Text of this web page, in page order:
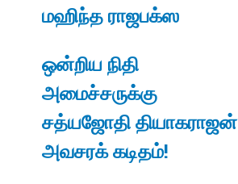
மஹிந்த ராஜபக்ஸ
ஒன்றிய நிதி
அமைச்சருக்கு
சத்யஜோதி தியாகராஜன்
அவசரக் கடிதம்!